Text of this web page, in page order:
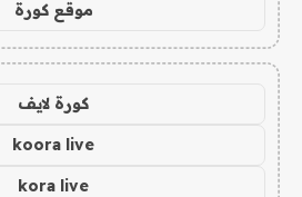
موقع كورة
كورة لايف
koora live
kora live